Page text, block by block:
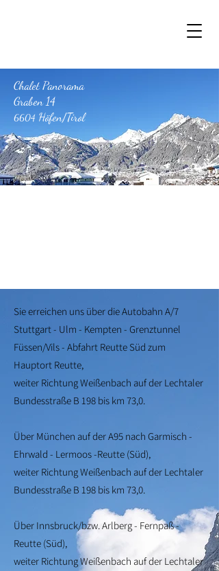
Chalet Panorama
Graben 14
6604 Höfen/Tirol
Sie erreichen uns über die Autobahn A/7
Stuttgart - Ulm - Kempten - Grenztunnel
Füssen/Vils - Abfahrt Reutte Süd zum
Hauptort Reutte,
weiter Richtung Weißenbach auf der Lechtaler
Bundesstraße B 198 bis km 73,0.
Über München auf der A95 nach Garmisch -
Ehrwald - Lermoos -Reutte (Süd),
weiter Richtung Weißenbach auf der Lechtaler
Bundesstraße B 198 bis km 73,0.
Über Innsbruck/bzw. Arlberg - Fernpaß -
Reutte (Süd),
weiter Richtung Weißenbach auf der Lechtaler